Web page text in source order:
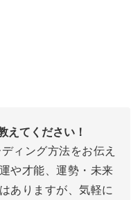
えてください！
ィング方法をお伝え
や才能、運勢・未来
ありますが、気軽に